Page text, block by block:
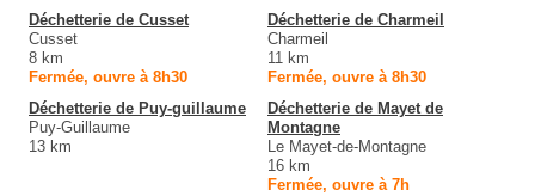
Déchetterie de Cusset
Cusset
8 km
Fermée, ouvre à 8h30
Déchetterie de Charmeil
Charmeil
11 km
Fermée, ouvre à 8h30
Déchetterie de Puy-guillaume
Puy-Guillaume
13 km
Déchetterie de Mayet de
Montagne
Le Mayet-de-Montagne
16 km
Fermée, ouvre à 7h